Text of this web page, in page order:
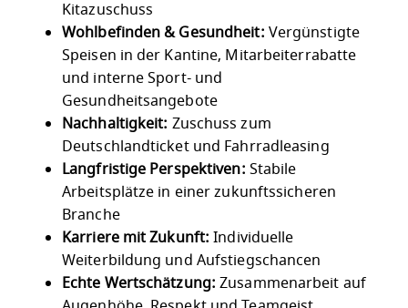
Kitazuschuss
Wohlbefinden & Gesundheit: Vergünstigte
Speisen in der Kantine, Mitarbeiterrabatte
und interne Sport- und
Gesundheitsangebote
Nachhaltigkeit: Zuschuss zum
Deutschlandticket und Fahrradleasing
Langfristige Perspektiven: Stabile
Arbeitsplätze in einer zukunftssicheren
Branche
Karriere mit Zukunft: Individuelle
Weiterbildung und Aufstiegschancen
Echte Wertschätzung: Zusammenarbeit auf